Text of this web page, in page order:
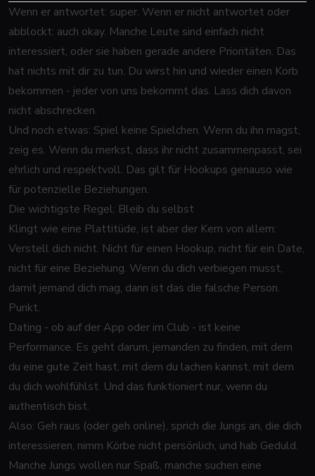
Wenn er antwortet: super. Wenn er nicht antwortet oder
abblockt: auch okay. Manche Leute sind einfach nicht
interessiert, oder sie haben gerade andere Prioritäten. Das
hat nichts mit dir zu tun. Du wirst hin und wieder einen Korb
bekommen - jeder von uns bekommt das. Lass dich davon
nicht abschrecken.
Und noch etwas: Spiel keine Spielchen. Wenn du ihn magst,
zeig es. Wenn du merkst, dass ihr nicht zusammenpasst, sei
ehrlich und respektvoll. Das gilt für Hookups genauso wie
für potenzielle Beziehungen.
Die wichtigste Regel: Bleib du selbst
Klingt wie eine Plattitüde, ist aber der Kern von allem:
Verstell dich nicht. Nicht für einen Hookup, nicht für ein Date,
nicht für eine Beziehung. Wenn du dich verbiegen musst,
damit jemand dich mag, dann ist das die falsche Person.
Punkt.
Dating - ob auf der App oder im Club - ist keine
Performance. Es geht darum, jemanden zu finden, mit dem
du eine gute Zeit hast, mit dem du lachen kannst, mit dem
du dich wohlfühlst. Und das funktioniert nur, wenn du
authentisch bist.
Also: Geh raus (oder geh online), sprich die Jungs an, die dich
interessieren, nimm Körbe nicht persönlich, und hab Geduld.
Manche Jungs wollen nur Spaß, manche suchen eine